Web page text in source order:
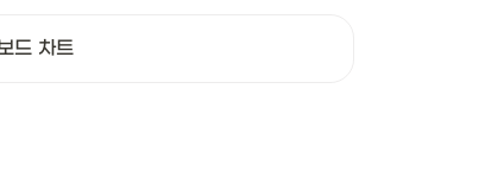
드 차트